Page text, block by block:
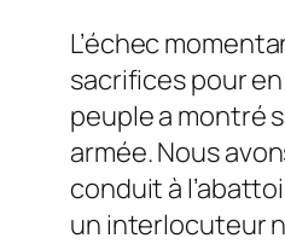
L’échec
sacrifices pour
peuple a montré
armée. Nous
conduit à
un interlocuteur